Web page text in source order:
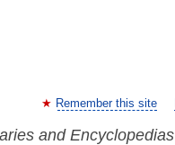
Remember this site
and Encyclopedias